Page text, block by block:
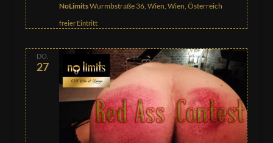
NoLimitsWurmbstraße 36, Wien, Wien, Österreich
freier Eintritt
DO.
27